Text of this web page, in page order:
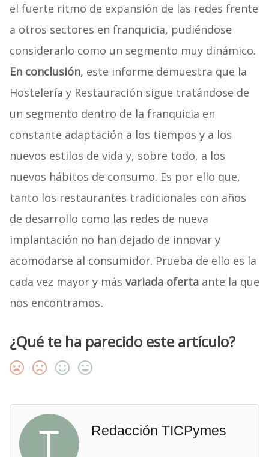
el fuerte ritmo de expansión de las redes frente
a otros sectores en franquicia, pudiéndose
considerarlo como un segmento muy dinámico.
En conclusión, este informe demuestra que la
Hostelería y Restauración sigue tratándose de
un segmento dentro de la franquicia en
constante adaptación a los tiempos y a los
nuevos estilos de vida y, sobre todo, a los
nuevos hábitos de consumo. Es por ello que,
tanto los restaurantes tradicionales con años
de desarrollo como las redes de nueva
implantación no han dejado de innovar y
acomodarse al consumidor. Prueba de ello es la
cada vez mayor y más variada oferta ante la que
nos encontramos.
¿Qué te ha parecido este artículo?
T Redacción TICPymes